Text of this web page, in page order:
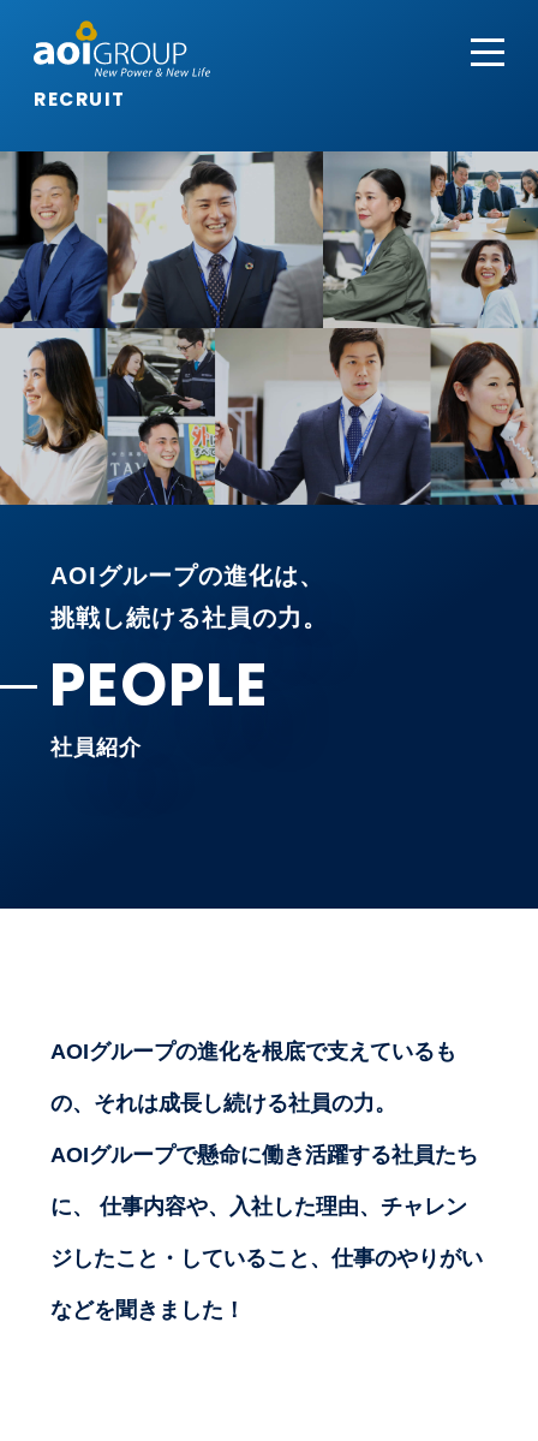
RECRUIT
AOIグループの進化は、
挑戦し続ける社員の力。
PEOPLE
社員紹介
AOIグループの進化を根底で支えているも
の、それは成長し続ける社員の力。
AOIグループで懸命に働き活躍する社員たち
に、 仕事内容や、入社した理由、チャレン
ジしたこと・していること、仕事のやりがい
などを聞きました！